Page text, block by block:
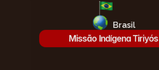
Brasil
Missão Indígena Tiriyós